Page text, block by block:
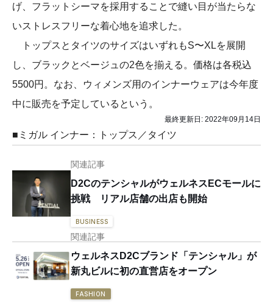
げ、フラットシーマを採⽤することで縫い目が当たらな
いストレスフリーな着心地を追求した。
トップスとタイツのサイズはいずれもS〜XLを展開
し、ブラックとベージュの2色を揃える。価格は各税込
5500円。なお、ウィメンズ用のインナーウェアは今年度
中に販売を予定しているという。
最終更新日: 2022年09月14日
■ミガル インナー：トップス／タイツ
関連記事
D2CのテンシャルがウェルネスECモールに
挑戦 リアル店舗の出店も開始
BUSINESS
関連記事
ウェルネスD2Cブランド「テンシャル」が
新丸ビルに初の直営店をオープン
FASHION